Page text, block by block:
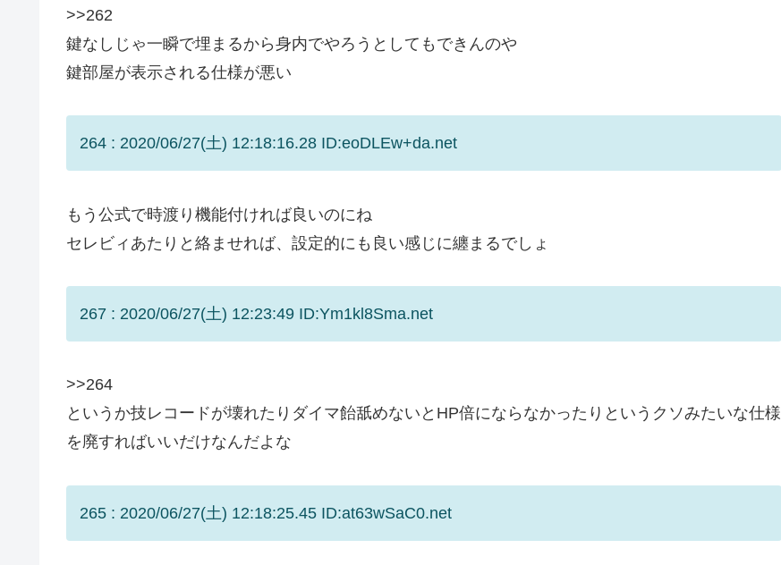
>>262
鍵なしじゃ一瞬で埋まるから身内でやろうとしてもできんのや
鍵部屋が表示される仕様が悪い
264 : 2020/06/27(土) 12:18:16.28 ID:eoDLEw+da.net
もう公式で時渡り機能付ければ良いのにね
セレビィあたりと絡ませれば、設定的にも良い感じに纏まるでしょ
267 : 2020/06/27(土) 12:23:49 ID:Ym1kl8Sma.net
>>264
というか技レコードが壊れたりダイマ飴舐めないとHP倍にならなかったりというクソみたいな仕様
を廃すればいいだけなんだよな
265 : 2020/06/27(土) 12:18:25.45 ID:at63wSaC0.net